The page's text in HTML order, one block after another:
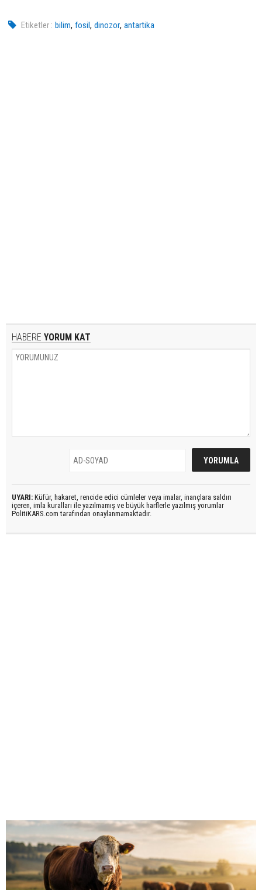
Etiketler : bilim,fosil,dinozor,antartika
HABERE YORUM KAT
UYARI: Küfür, hakaret, rencide edici cümleler veya imalar, inançlara saldırı
içeren, imla kuralları ile yazılmamış ve büyük harflerle yazılmış yorumlar
PolitiKARS.com tarafından onaylanmamaktadır.